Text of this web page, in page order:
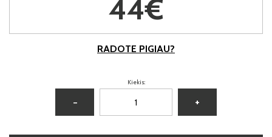
44€
RADOTE PIGIAU?
Kiekis:
− +